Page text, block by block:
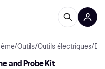
/Outils/Outils électriques/
and Probe Kit